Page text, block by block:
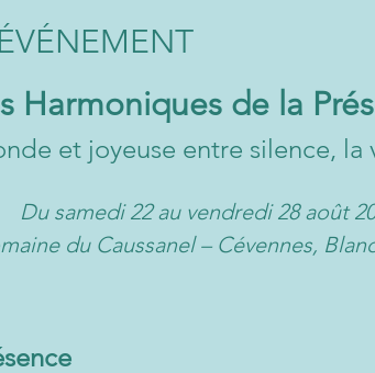
Harmoniques de la
et joyeuse entre silence,
Du samedi 22 au vendredi 28 août
du Caussanel – Cévennes,